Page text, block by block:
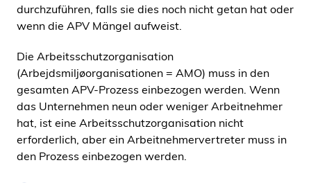
durchzuführen, falls sie dies noch nicht getan hat oder
wenn die APV Mängel aufweist.
Die Arbeitsschutzorganisation
(Arbejdsmiljøorganisationen = AMO) muss in den
gesamten APV-Prozess einbezogen werden. Wenn
das Unternehmen neun oder weniger Arbeitnehmer
hat, ist eine Arbeitsschutzorganisation nicht
erforderlich, aber ein Arbeitnehmervertreter muss in
den Prozess einbezogen werden.